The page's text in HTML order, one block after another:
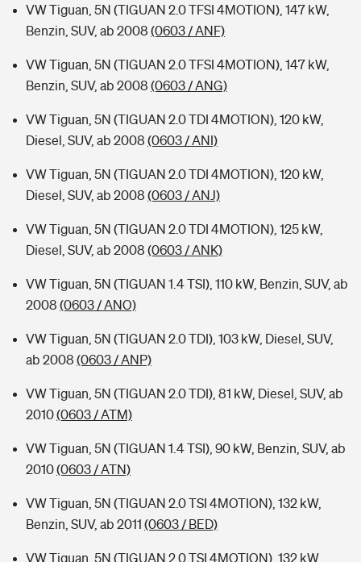
VW Tiguan, 5N (TIGUAN 2.0 TFSI 4MOTION), 147 kW,
Benzin, SUV, ab 2008 (0603 / ANF)
VW Tiguan, 5N (TIGUAN 2.0 TFSI 4MOTION), 147 kW,
Benzin, SUV, ab 2008 (0603 / ANG)
VW Tiguan, 5N (TIGUAN 2.0 TDI 4MOTION), 120 kW,
Diesel, SUV, ab 2008 (0603 / ANI)
VW Tiguan, 5N (TIGUAN 2.0 TDI 4MOTION), 120 kW,
Diesel, SUV, ab 2008 (0603 / ANJ)
VW Tiguan, 5N (TIGUAN 2.0 TDI 4MOTION), 125 kW,
Diesel, SUV, ab 2008 (0603 / ANK)
VW Tiguan, 5N (TIGUAN 1.4 TSI), 110 kW, Benzin, SUV, ab
2008 (0603 / ANO)
VW Tiguan, 5N (TIGUAN 2.0 TDI), 103 kW, Diesel, SUV,
ab 2008 (0603 / ANP)
VW Tiguan, 5N (TIGUAN 2.0 TDI), 81 kW, Diesel, SUV, ab
2010(0603 / ATM)
VW Tiguan, 5N (TIGUAN 1.4 TSI), 90 kW, Benzin, SUV, ab
2010(0603 / ATN)
VW Tiguan, 5N (TIGUAN 2.0 TSI 4MOTION), 132 kW,
Benzin, SUV, ab 2011 (0603 / BED)
VW Tiguan, 5N (TIGUAN 2.0 TSI 4MOTION), 132 kW,